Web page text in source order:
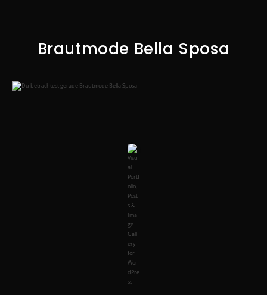
Brautmode Bella Sposa